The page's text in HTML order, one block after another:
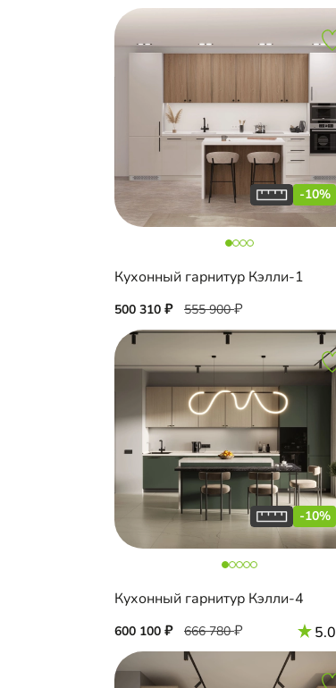
-10%
Кухонный гарнитур Кэлли-1
500 310 555 900
-10%
Кухонный гарнитур Кэлли-4
600 100 666 780 5.0